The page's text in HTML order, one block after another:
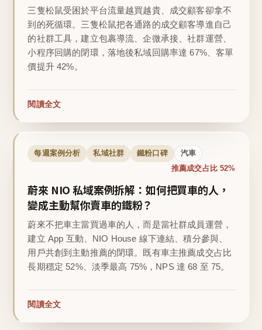
三隻松鼠受困於平台流量越買越貴、成交顧客卻拿不
到的死循環。三隻松鼠把各通路的成交顧客導進自己
的社群工具，建立包裹導流、企微承接、社群運營、
小程序回購的閉環，落地後私域回購率達 67%、客單
價提升 42%。
閱讀全文
每週案例分析 私域社群 鐵粉口碑 汽車
推薦成交占比 52%
蔚來 NIO 私域案例拆解：如何把買車的人，
變成主動幫你賣車的鐵粉？
蔚來不把車主當買過車的人，而是當社群成員運營，
建立 App 互動、NIO House 線下連結、積分參與、
用戶共創到主動推薦的閉環。既有車主推薦成交占比
長期穩定 52%、淡季最高 75%，NPS 達 68 至 75。
閱讀全文